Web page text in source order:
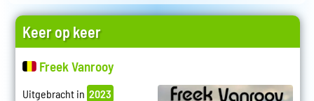
Keer op keer
Freek Vanrooy
Uitgebracht in 2023